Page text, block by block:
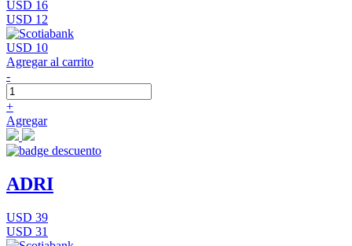
USD 16
USD 12
USD 10
Agregar al carrito
-
+
Agregar
ADRI
USD 39
USD 31